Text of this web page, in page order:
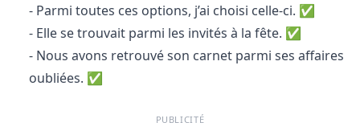
- Parmi toutes ces options, j’ai choisi celle-ci. ✅
- Elle se trouvait parmi les invités à la fête. ✅
- Nous avons retrouvé son carnet parmi ses affaires
oubliées. ✅
PUBLICITÉ